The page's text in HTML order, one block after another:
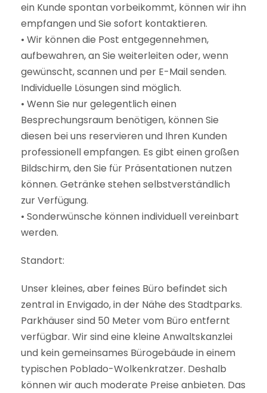
ein Kunde spontan vorbeikommt, können wir ihn
empfangen und Sie sofort kontaktieren.
• Wir können die Post entgegennehmen,
aufbewahren, an Sie weiterleiten oder, wenn
gewünscht, scannen und per E-Mail senden.
Individuelle Lösungen sind möglich.
• Wenn Sie nur gelegentlich einen
Besprechungsraum benötigen, können Sie
diesen bei uns reservieren und Ihren Kunden
professionell empfangen. Es gibt einen großen
Bildschirm, den Sie für Präsentationen nutzen
können. Getränke stehen selbstverständlich
zur Verfügung.
• Sonderwünsche können individuell vereinbart
werden.
Standort:
Unser kleines, aber feines Büro befindet sich
zentral in Envigado, in der Nähe des Stadtparks.
Parkhäuser sind 50 Meter vom Büro entfernt
verfügbar. Wir sind eine kleine Anwaltskanzlei
und kein gemeinsames Bürogebäude in einem
typischen Poblado-Wolkenkratzer. Deshalb
können wir auch moderate Preise anbieten. Das